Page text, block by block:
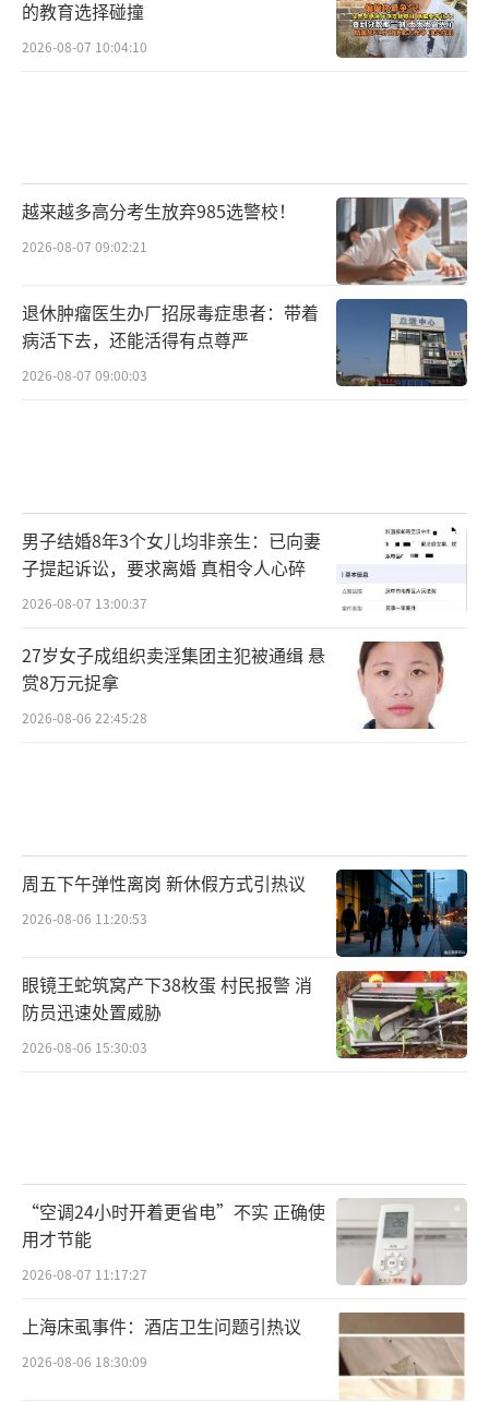
的教育选择碰撞
2026-08-07 10:04:10
越来越多高分考生放弃985选警校！
2026-08-07 09:02:21
退休肿瘤医生办厂招尿毒症患者：带着
病活下去，还能活得有点尊严
2026-08-07 09:00:03
男子结婚8年3个女儿均非亲生：已向妻
子提起诉讼，要求离婚 真相令人心碎
2026-08-07 13:00:37
27岁女子成组织卖淫集团主犯被通缉 悬
赏8万元捉拿
2026-08-06 22:45:28
周五下午弹性离岗 新休假方式引热议
2026-08-06 11:20:53
眼镜王蛇筑窝产下38枚蛋 村民报警 消
防员迅速处置威胁
2026-08-06 15:30:03
“空调24小时开着更省电”不实 正确使
用才节能
2026-08-07 11:17:27
上海床虱事件：酒店卫生问题引热议
2026-08-06 18:30:09